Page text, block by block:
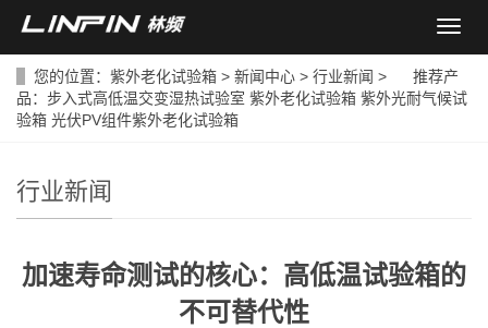
导
菜
单
您的位置： 紫外老化试验箱 > 新闻中心 > 行业新闻 > 推荐产
品： 步入式高低温交变湿热试验室 紫外老化试验箱 紫外光耐气候试
验箱 光伏PV组件紫外老化试验箱
行业新闻
加速寿命测试的核心：高低温试验箱的
不可替代性